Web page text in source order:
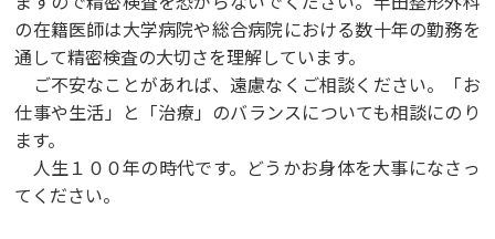
の在籍医師は大学病院や総合病院における数十年の勤務を
通して精密検査の大切さを理解しています。
ご不安なことがあれば、遠慮なくご相談ください。「お
仕事や生活」と「治療」のバランスについても相談にのり
ます。
人生１００年の時代です。どうかお身体を大事になさっ
てください。